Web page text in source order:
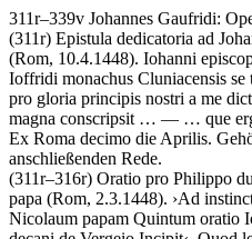
311r–339v Johannes Gaufridi:
(311r) Epistula dedicatoria ad
(Rom, 10.4.1448). Iohanni
Ioffridi monachus Cluniacensis
pro gloria principis nostri a me
magna conscripsit … — … que
Ex Roma decimo die Aprilis.
anschließenden Rede.
(311r–316r) Oratio pro Philippo
papa (Rom, 2.3.1448). ›Ad
Nicolaum papam Quintum oratio